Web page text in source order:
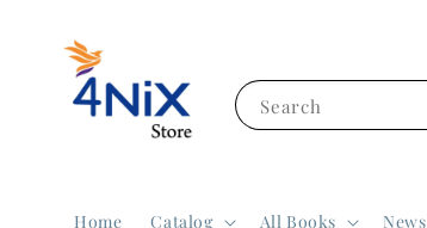
Search
Home Catalog All Books News